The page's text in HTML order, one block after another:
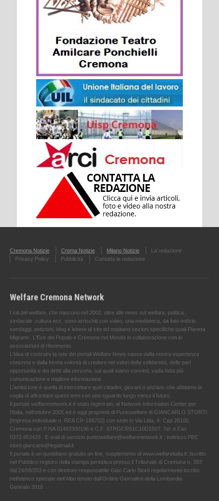
Cremona Notizie Crema Notizie Milano Notizie
La redazione
Privacy Policy
Pubblicità Contatta la redazione
Welfare Cremona Network
I siti del welfare, che nascono nel 2002, oltre alle news sul welfare, politica ,
sindacale ,cultura ecc. sono arricchiti con video, una mediateca, da foto notizie,
sondaggi, petizioni, blog e lettere al sito ed ospitano sezioni specifiche quali Pianeta
Migranti , L'Eco del Popolo e Cremona nel Mondo in collaborazione con le
associazioni di riferimento.
L'idea di costruire la rete dei portali Welfare News nasce dalla nostra esperienza
concreta e dalla ferma volontà di credere nei valori della solidarietà, delle pari
opportunità e dei diritti alla persona, sui quali siamo convinti, vada fatta più
comunicazione e migliore informazione.
L'ambizione è quella di intercettare quei cittadini, giovani o anziani, che abbiamo la
voglia di affrontare questi temi con uno sguardo lungo verso il futuro.
Il portale welfarenetwork.it è stato registrato, al Network Information Center per
l'Italia, nell’ottobre 2005 ed è oggi proprietà di Puntowelfare di GIANCARLO STORTI
[Impresa individuale n. REA CR-188702] con sede in Via Litta, 4- Cap 26100
Cremona con P.IVA 01493300196 e C.F. STRGCR51C10D150T. Tel. e Fax
0372.453429 . E-mail di servizio puntowelfare@welfarenetwork.it ; indirizzo PEC
storti.giancarlo@legalmail.it
Il portale è un quotidiano gratuito on line, supplemento di www.welfareitalia.it ,Iscritto
nel Pubblico registro della stampa periodica presso il Tribunale di Cremona n. 393
dal 24/09/203 e con direttore responsabile Gian Carlo Storti regolarmente iscritto
nell’elenco speciale dell’Albo tenuto dall’Ordine Giornalisti della Lombardia.
Gennaio 2016